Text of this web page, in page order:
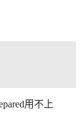
用不上